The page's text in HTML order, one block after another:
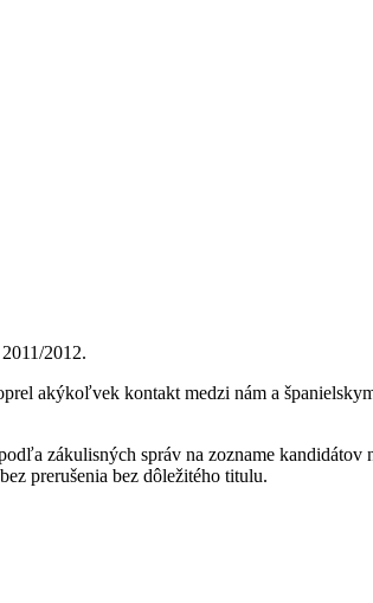
2012.
akýkoľvek kontakt medzi nám a
zákulisných správ na zozname kandidátov
prerušenia bez dôležitého titulu.